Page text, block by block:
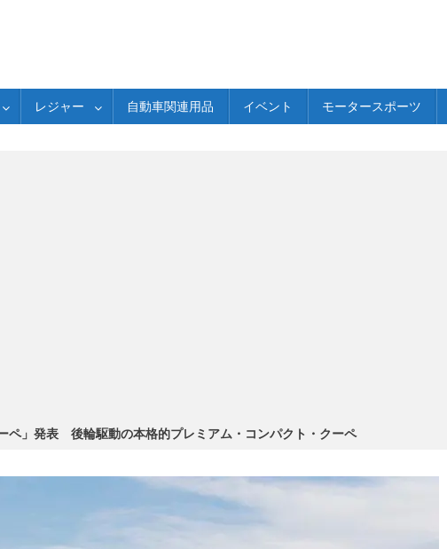
レジャー 自動車関連用品 イベント モータースポーツ
ペ」発表 後輪駆動の本格的プレミアム・コンパクト・クーペ